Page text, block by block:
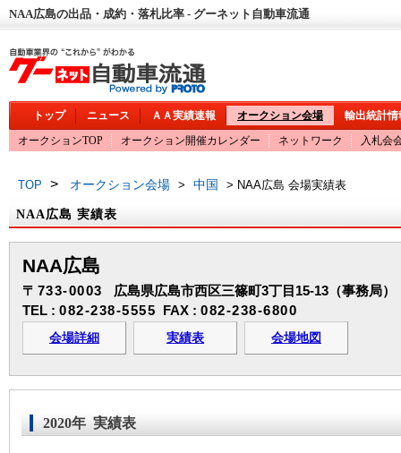
NAA広島の出品・成約・落札比率 - グーネット自動車流通
トップ ニュース ＡＡ実績速報 オークション会場
輸出統計情
オークションTOP
オークション開催カレンダー ネットワーク 入札会
TOP > オークション会場 > 中国 > NAA広島 会場実績表
NAA広島 実績表
NAA広島
〒733-0003 広島県広島市西区三篠町3丁目15-13（事務局）
TEL : 082-238-5555 FAX :082-238-6800
会場詳細 実績表 会場地図
2020年 実績表